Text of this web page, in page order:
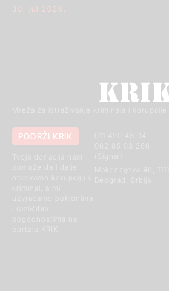
30. jul 2026.
Mreža za istraživanje kriminala i korupcije
011 420 43 04
Makenzijeva 46, 11111
PODRŽI KRIK
otkrivamo korupciju i
kriminal, a mi
uzvraćamo poklonima
i različitim
pogodnostima na
portalu KRIK.